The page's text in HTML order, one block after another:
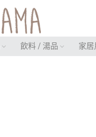
飲料 / 湯品 家居